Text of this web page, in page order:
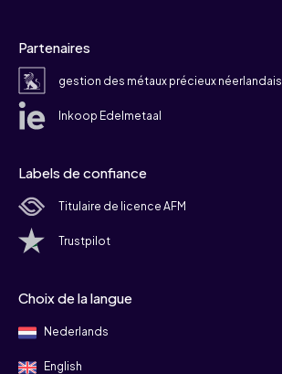
Partenaires
gestion des métaux précieux néerlandais
Inkoop Edelmetaal
Labels de confiance
Titulaire de licence AFM
Trustpilot
Choix de la langue
Nederlands
English